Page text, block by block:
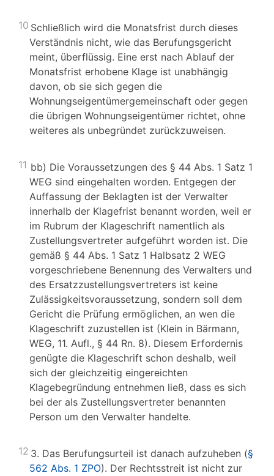
10 Schließlich wird die Monatsfrist durch dieses
Verständnis nicht, wie das Berufungsgericht
meint, überflüssig. Eine erst nach Ablauf der
Monatsfrist erhobene Klage ist unabhängig
davon, ob sie sich gegen die
Wohnungseigentümergemeinschaft oder gegen
die übrigen Wohnungseigentümer richtet, ohne
weiteres als unbegründet zurückzuweisen.
11 bb) Die Voraussetzungen des § 44 Abs. 1 Satz 1
WEG sind eingehalten worden. Entgegen der
Auffassung der Beklagten ist der Verwalter
innerhalb der Klagefrist benannt worden, weil er
im Rubrum der Klageschrift namentlich als
Zustellungsvertreter aufgeführt worden ist. Die
gemäß § 44 Abs. 1 Satz 1 Halbsatz 2 WEG
vorgeschriebene Benennung des Verwalters und
des Ersatzzustellungsvertreters ist keine
Zulässigkeitsvoraussetzung, sondern soll dem
Gericht die Prüfung ermöglichen, an wen die
Klageschrift zuzustellen ist (Klein in Bärmann,
WEG, 11. Aufl., § 44 Rn. 8). Diesem Erfordernis
genügte die Klageschrift schon deshalb, weil
sich der gleichzeitig eingereichten
Klagebegründung entnehmen ließ, dass es sich
bei der als Zustellungsvertreter benannten
Person um den Verwalter handelte.
12 3. Das Berufungsurteil ist danach aufzuheben (§
562 Abs. 1 ZPO). Der Rechtsstreit ist nicht zur